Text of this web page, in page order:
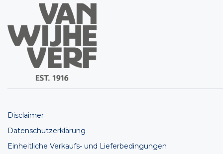
Disclaimer
Datenschutzerklärung
Einheitliche Verkaufs- und Lieferbedingungen